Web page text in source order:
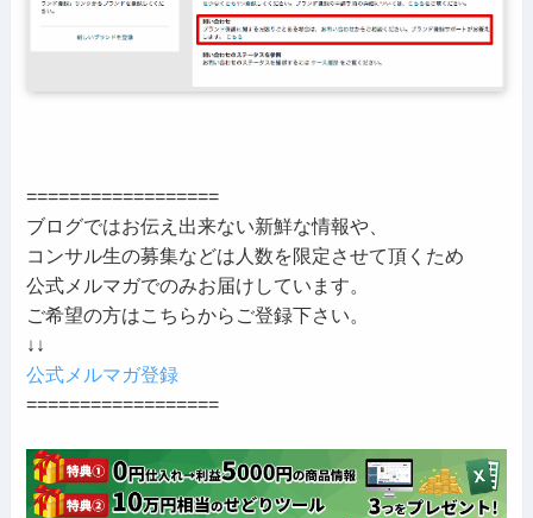
==================
ブログではお伝え出来ない新鮮な情報や、
コンサル生の募集などは人数を限定させて頂くため
公式メルマガでのみお届けしています。
ご希望の方はこちらからご登録下さい。
↓↓
公式メルマガ登録
==================